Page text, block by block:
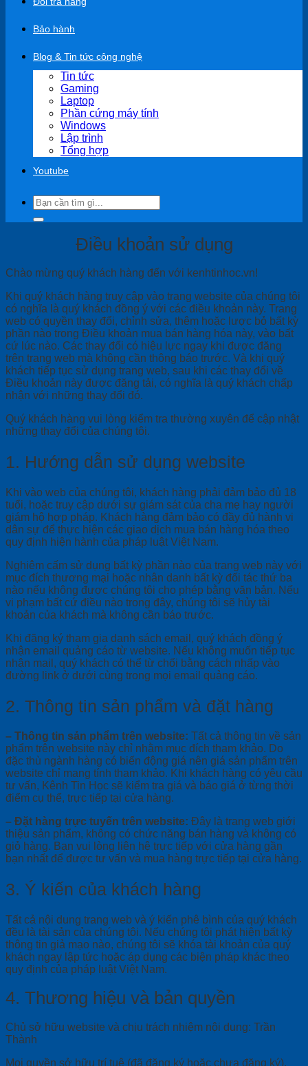
Bảo hành
Blog & Tin tức công nghệ
Tin tức
Gaming
Laptop
Phần cứng máy tính
Windows
Lập trình
Tổng hợp
Youtube
Search
for:
Điều khoản sử dụng
Chào mừng quý khách hàng đến với kenhtinhoc.vn!
Khi quý khách hàng truy cập vào trang website của chúng tôi
có nghĩa là quý khách đồng ý với các điều khoản này. Trang
web có quyền thay đổi, chỉnh sửa, thêm hoặc lược bỏ bất kỳ
phần nào trong Điều khoản mua bán hàng hóa này, vào bất
cứ lúc nào. Các thay đổi có hiệu lực ngay khi được đăng
trên trang web mà không cần thông báo trước. Và khi quý
khách tiếp tục sử dụng trang web, sau khi các thay đổi về
Điều khoản này được đăng tải, có nghĩa là quý khách chấp
nhận với những thay đổi đó.
Quý khách hàng vui lòng kiểm tra thường xuyên để cập nhật
những thay đổi của chúng tôi.
1. Hướng dẫn sử dụng website
Khi vào web của chúng tôi, khách hàng phải đảm bảo đủ 18
tuổi, hoặc truy cập dưới sự giám sát của cha mẹ hay người
giám hộ hợp pháp. Khách hàng đảm bảo có đầy đủ hành vi
dân sự để thực hiện các giao dịch mua bán hàng hóa theo
quy định hiện hành của pháp luật Việt Nam.
Nghiêm cấm sử dụng bất kỳ phần nào của trang web này với
mục đích thương mại hoặc nhân danh bất kỳ đối tác thứ ba
nào nếu không được chúng tôi cho phép bằng văn bản. Nếu
vi phạm bất cứ điều nào trong đây, chúng tôi sẽ hủy tài
khoản của khách mà không cần báo trước.
Khi đăng ký tham gia danh sách email, quý khách đồng ý
nhận email quảng cáo từ website. Nếu không muốn tiếp tục
nhận mail, quý khách có thể từ chối bằng cách nhấp vào
đường link ở dưới cùng trong mọi email quảng cáo.
2. Thông tin sản phẩm và đặt hàng
– Thông tin sản phẩm trên website: Tất cả thông tin về sản
phẩm trên website này chỉ nhằm mục đích tham khảo. Do
đặc thù ngành hàng có biến động giá nên giá sản phẩm trên
website chỉ mang tính tham khảo. Khi khách hàng có yêu cầu
tư vấn, Kênh Tin Học sẽ kiểm tra giá và báo giá ở từng thời
điểm cụ thể, trực tiếp tại cửa hàng.
– Đặt hàng trực tuyến trên website: Đây là trang web giới
thiệu sản phẩm, không có chức năng bán hàng và không có
giỏ hàng. Bạn vui lòng liên hệ trực tiếp với cửa hàng gần
bạn nhất để được tư vấn và mua hàng trực tiếp tại cửa hàng.
3. Ý kiến của khách hàng
Tất cả nội dung trang web và ý kiến phê bình của quý khách
đều là tài sản của chúng tôi. Nếu chúng tôi phát hiện bất kỳ
thông tin giả mạo nào, chúng tôi sẽ khóa tài khoản của quý
khách ngay lập tức hoặc áp dụng các biện pháp khác theo
quy định của pháp luật Việt Nam.
4. Thương hiệu và bản quyền
Chủ sở hữu website và chịu trách nhiệm nội dung: Trần
Thành
Mọi quyền sở hữu trí tuệ (đã đăng ký hoặc chưa đăng ký),